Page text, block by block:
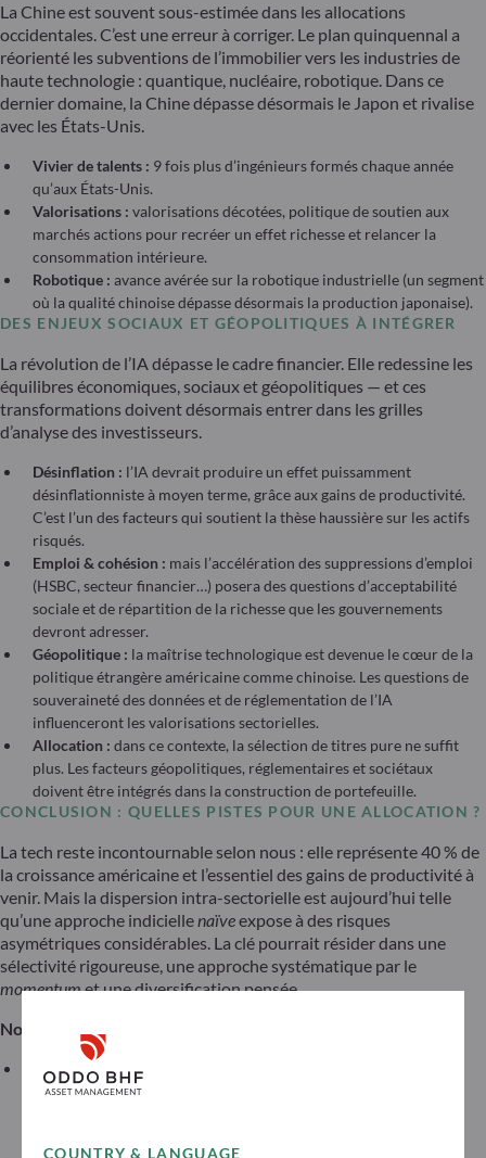
COUNTRY & LANGUAGE
La Chine est souvent sous-estimée dans les allocations
occidentales. C’est une erreur à corriger. Le plan quinquennal a
réorienté les subventions de l’immobilier vers les industries de
haute technologie : quantique, nucléaire, robotique. Dans ce
dernier domaine, la Chine dépasse désormais le Japon et rivalise
avec les États-Unis.
Vivier de talents : 9 fois plus d’ingénieurs formés chaque année
qu’aux États-Unis.
Valorisations : valorisations décotées, politique de soutien aux
marchés actions pour recréer un effet richesse et relancer la
consommation intérieure.
Robotique : avance avérée sur la robotique industrielle (un segment
où la qualité chinoise dépasse désormais la production japonaise).
DES ENJEUX SOCIAUX ET GÉOPOLITIQUES À INTÉGRER
La révolution de l’IA dépasse le cadre financier. Elle redessine les
équilibres économiques, sociaux et géopolitiques — et ces
transformations doivent désormais entrer dans les grilles
d’analyse des investisseurs.
Désinflation : l’IA devrait produire un effet puissamment
désinflationniste à moyen terme, grâce aux gains de productivité.
C’est l’un des facteurs qui soutient la thèse haussière sur les actifs
risqués.
Emploi & cohésion : mais l’accélération des suppressions d’emploi
(HSBC, secteur financier…) posera des questions d’acceptabilité
sociale et de répartition de la richesse que les gouvernements
devront adresser.
Géopolitique : la maîtrise technologique est devenue le cœur de la
politique étrangère américaine comme chinoise. Les questions de
souveraineté des données et de réglementation de l’IA
influenceront les valorisations sectorielles.
Allocation : dans ce contexte, la sélection de titres pure ne suffit
plus. Les facteurs géopolitiques, réglementaires et sociétaux
doivent être intégrés dans la construction de portefeuille.
CONCLUSION : QUELLES PISTES POUR UNE ALLOCATION ?
La tech reste incontournable selon nous : elle représente 40 % de
la croissance américaine et l’essentiel des gains de productivité à
venir. Mais la dispersion intra-sectorielle est aujourd’hui telle
qu’une approche indiciellenaïveexpose à des risques
asymétriques considérables. La clé pourrait résider dans une
sélectivité rigoureuse, une approche systématique par le
momentumet une diversification pensée.
Nos solutions d’investissement
Sur les actions US
Stratégie smart momentum sur les actions US